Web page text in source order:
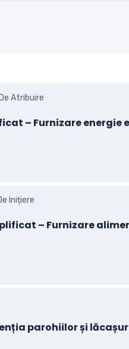
Atribuire
– Furnizare energie
Inițiere
– Furnizare
parohiilor și